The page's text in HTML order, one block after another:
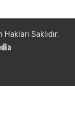
Saklıdır.